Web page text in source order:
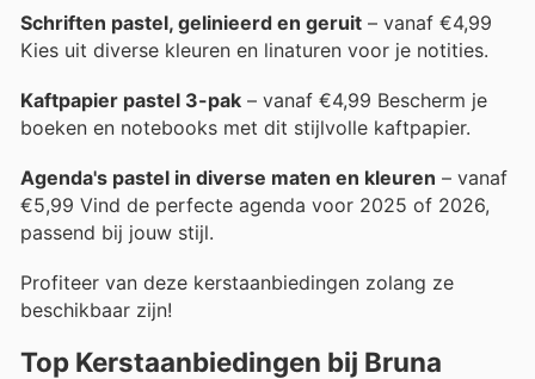
Schriften pastel, gelinieerd en geruit – vanaf €4,99
Kies uit diverse kleuren en linaturen voor je notities.
Kaftpapier pastel 3-pak – vanaf €4,99 Bescherm je
boeken en notebooks met dit stijlvolle kaftpapier.
Agenda's pastel in diverse maten en kleuren – vanaf
€5,99 Vind de perfecte agenda voor 2025 of 2026,
passend bij jouw stijl.
Profiteer van deze kerstaanbiedingen zolang ze
beschikbaar zijn!
Top Kerstaanbiedingen bij Bruna